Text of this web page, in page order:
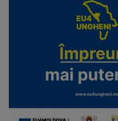
Integritate
calitate
Consiliul
Municipal